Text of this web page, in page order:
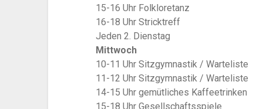
15-16 Uhr Folkloretanz
16-18 Uhr Stricktreff
Jeden 2. Dienstag
Mittwoch
10-11 Uhr Sitzgymnastik / Warteliste
11-12 Uhr Sitzgymnastik / Warteliste
14-15 Uhr gemütliches Kaffeetrinken
15-18 Uhr Gesellschaftsspiele